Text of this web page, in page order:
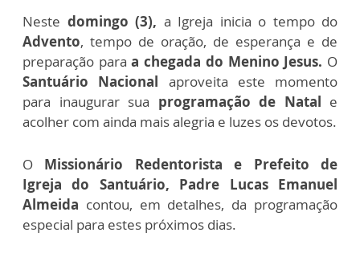
Neste domingo (3), a Igreja inicia o tempo do
Advento, tempo de oração, de esperança e de
preparação paraa chegada do Menino Jesus. O
Santuário Nacional aproveita este momento
para inaugurar sua programação de Natal e
acolher com ainda mais alegria e luzes os devotos.
O Missionário Redentorista e Prefeito de
Igreja do Santuário, Padre Lucas Emanuel
Almeida contou, em detalhes, da programação
especial para estes próximos dias.